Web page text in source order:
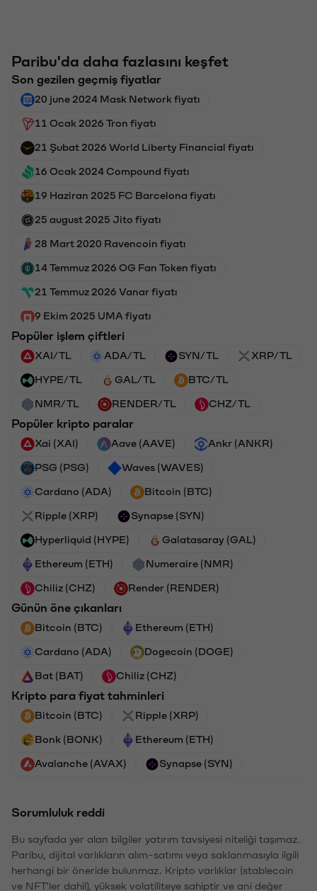
Paribu'da daha fazlasını keşfet
Son gezilen geçmiş fiyatlar
20 june 2024 Mask Network fiyatı
11 Ocak 2026 Tron fiyatı
21 Şubat 2026 World Liberty Financial fiyatı
16 Ocak 2024 Compound fiyatı
19 Haziran 2025 FC Barcelona fiyatı
25 august 2025 Jito fiyatı
28 Mart 2020 Ravencoin fiyatı
14 Temmuz 2026 OG Fan Token fiyatı
21 Temmuz 2026 Vanar fiyatı
9 Ekim 2025 UMA fiyatı
Popüler işlem çiftleri
XAI/TL ADA/TL SYN/TL XRP/TL
HYPE/TL GAL/TL BTC/TL
NMR/TL RENDER/TL CHZ/TL
Popüler kripto paralar
Xai (XAI) Aave (AAVE) Ankr (ANKR)
PSG (PSG) Waves (WAVES)
Cardano (ADA) Bitcoin (BTC)
Ripple (XRP) Synapse (SYN)
Hyperliquid (HYPE) Galatasaray (GAL)
Ethereum (ETH) Numeraire (NMR)
Chiliz (CHZ) Render (RENDER)
Günün öne çıkanları
Bitcoin (BTC) Ethereum (ETH)
Cardano (ADA) Dogecoin (DOGE)
Bat (BAT) Chiliz (CHZ)
Kripto para fiyat tahminleri
Bitcoin (BTC) Ripple (XRP)
Bonk (BONK) Ethereum (ETH)
Avalanche (AVAX) Synapse (SYN)
Sorumluluk reddi
Bu sayfada yer alan bilgiler yatırım tavsiyesi niteliği taşımaz.
Paribu, dijital varlıkların alım-satımı veya saklanmasıyla ilgili
herhangi bir öneride bulunmaz. Kripto varlıklar (stablecoin
ve NFT'ler dahil), yüksek volatiliteye sahiptir ve ani değer